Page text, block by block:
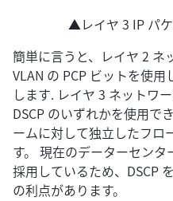
▲レイヤ 3 IP パ
簡単に言うと、レイヤ 2 ネ
VLAN の PCP ビットを使
します. レイヤ 3 ネットワ
DSCP のいずれかを使用で
ームに対して独立したフロ
す。 現在のデーターセン
採用しているため、DSCP
の利点があります。